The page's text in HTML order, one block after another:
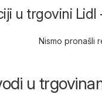
u trgovini
Nismo pronašli
u